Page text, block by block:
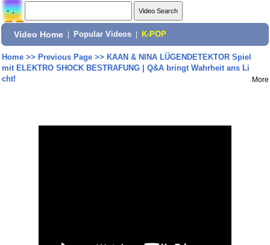
Video Home Popular Videos K-POP
Home>> Previous Page>> KAAN & NINA LÜGENDETEKTOR Spiel
mit ELEKTRO SHOCK BESTRAFUNG | Q&A bringt Wahrheit ans Li
cht!
More